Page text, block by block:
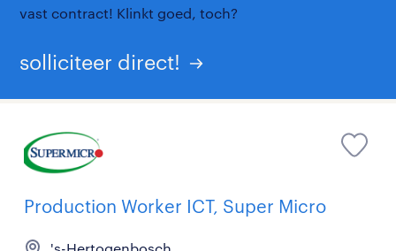
vast contract! Klinkt goed, toch?
solliciteer direct!
Production Worker ICT, Super Micro
's-Hertogenbosch